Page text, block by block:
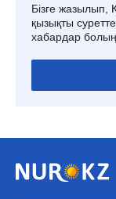
Бізге жазылып,
қызықты
хабардар